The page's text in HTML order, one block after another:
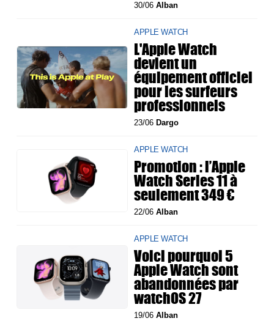
30/06Alban
APPLE WATCH
L'Apple Watch
devient un
équipement officiel
pour les surfeurs
professionnels
23/06 Dargo
APPLE WATCH
Promotion : l’Apple
Watch Series 11 à
seulement 349 €
22/06Alban
APPLE WATCH
Voici pourquoi 5
Apple Watch sont
abandonnées par
watchOS 27
19/06Alban